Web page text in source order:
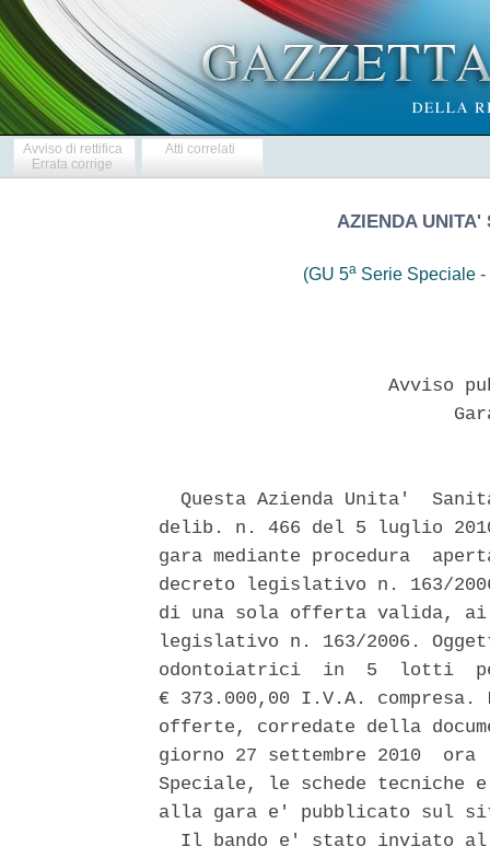
Avviso di rettifica
Errata corrige
Atti correlati
AZIENDA UNITA'
(GU 5aSerie Speciale -
Avviso
Questa Azienda Unita'
delib. n. 466 del 5 luglio
gara mediante procedura
decreto legislativo n. 163/
di una sola offerta valida, ai
legislativo n. 163/2006.
odontoiatrici  in  5  lotti
€ 373.000,00 I.V.A.
offerte, corredate della
giorno 27 settembre 2010
Speciale, le schede tecniche
alla gara e' pubblicato sul
Il bando e' stato inviato